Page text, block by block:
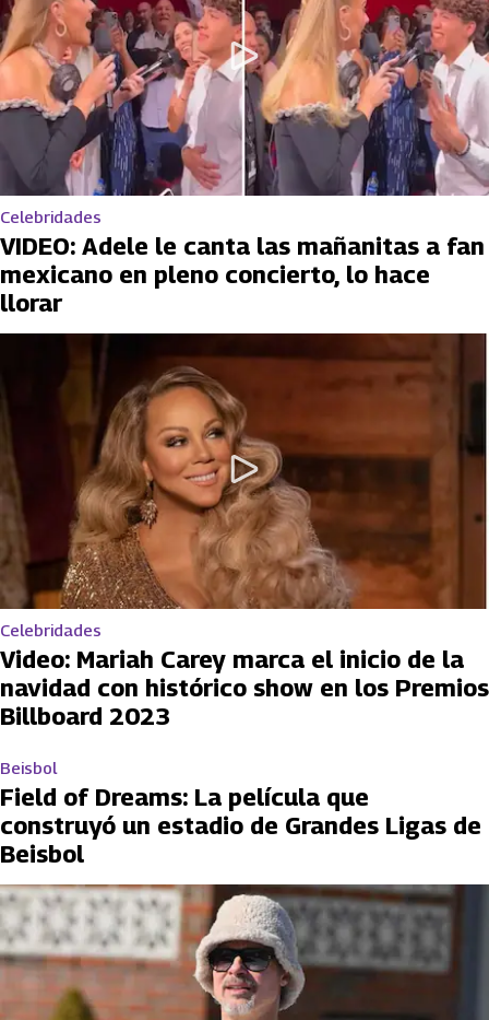
Celebridades
VIDEO: Adele le canta las mañanitas a fan
mexicano en pleno concierto, lo hace
llorar
Celebridades
Video: Mariah Carey marca el inicio de la
navidad con histórico show en los Premios
Billboard 2023
Beisbol
Field of Dreams: La película que
construyó un estadio de Grandes Ligas de
Beisbol